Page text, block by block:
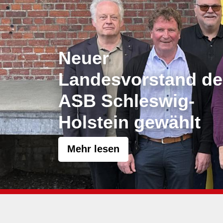
Dein FSJ beim
Jetzt informieren und
mitmachen